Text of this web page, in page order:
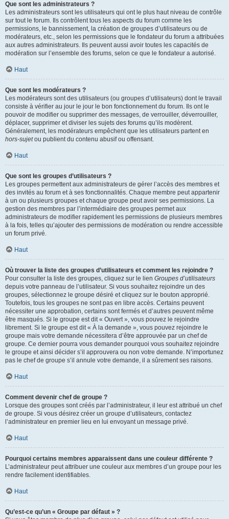
Que sont les administrateurs ?
Les administrateurs sont les utilisateurs qui ont le plus haut niveau de contrôle
sur tout le forum. Ils contrôlent tous les aspects du forum comme les
permissions, le bannissement, la création de groupes d’utilisateurs ou de
modérateurs, etc., selon les permissions que le fondateur du forum a attribuées
aux autres administrateurs. Ils peuvent aussi avoir toutes les capacités de
modération sur l’ensemble des forums, selon ce que le fondateur a autorisé.
Haut
Que sont les modérateurs ?
Les modérateurs sont des utilisateurs (ou groupes d’utilisateurs) dont le travail
consiste à vérifier au jour le jour le bon fonctionnement du forum. Ils ont le
pouvoir de modifier ou supprimer des messages, de verrouiller, déverrouiller,
déplacer, supprimer et diviser les sujets des forums qu’ils modèrent.
Généralement, les modérateurs empêchent que les utilisateurs partent en
hors-sujetou publient du contenu abusif ou offensant.
Haut
Que sont les groupes d’utilisateurs ?
Les groupes permettent aux administrateurs de gérer l’accès des membres et
des invités au forum et à ses fonctionnalités. Chaque membre peut appartenir
à un ou plusieurs groupes et chaque groupe peut avoir ses permissions. La
gestion des membres par l’intermédiaire des groupes permet aux
administrateurs de modifier rapidement les permissions de plusieurs membres
à la fois, telles qu’ajouter des permissions de modération ou rendre accessible
un forum privé.
Haut
Où trouver la liste des groupes d’utilisateurs et comment les rejoindre ?
Pour consulter la liste des groupes, cliquez sur le lien Groupes d’utilisateurs
depuis votre panneau de l’utilisateur. Si vous souhaitez rejoindre un des
groupes, sélectionnez le groupe désiré et cliquez sur le bouton approprié.
Toutefois, tous les groupes ne sont pas en libre accès. Certains peuvent
nécessiter une approbation, certains sont fermés et d’autres peuvent même
être masqués. Si le groupe est dit « Ouvert », vous pouvez le rejoindre
librement. Si le groupe est dit « À la demande », vous pouvez rejoindre le
groupe mais votre demande nécessitera d’être approuvée par un chef de
groupe. Ce dernier pourra vous demander pourquoi vous souhaitez rejoindre
le groupe et ainsi décider s’il approuvera ou non votre demande. N’importunez
pas le chef de groupe s’il annule votre demande, il a sûrement ses raisons.
Haut
Comment devenir chef de groupe ?
Lorsque des groupes sont créés par l’administrateur, il leur est attribué un chef
de groupe. Si vous désirez créer un groupe d’utilisateurs, contactez
l’administrateur en premier lieu en lui envoyant un message privé.
Haut
Pourquoi certains membres apparaissent dans une couleur différente ?
L’administrateur peut attribuer une couleur aux membres d’un groupe pour les
rendre facilement identifiables.
Haut
Qu’est-ce qu’un « Groupe par défaut » ?